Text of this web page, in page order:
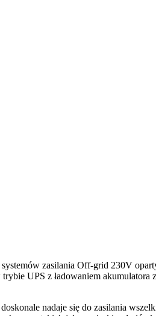
zasilania Off-grid 230V
UPS z ładowaniem
nadaje się do zasilania